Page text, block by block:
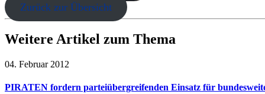
Zurück zur Übersicht
Weitere Artikel zum Thema
04. Februar 2012
PIRATEN fordern parteiübergreifenden Einsatz für